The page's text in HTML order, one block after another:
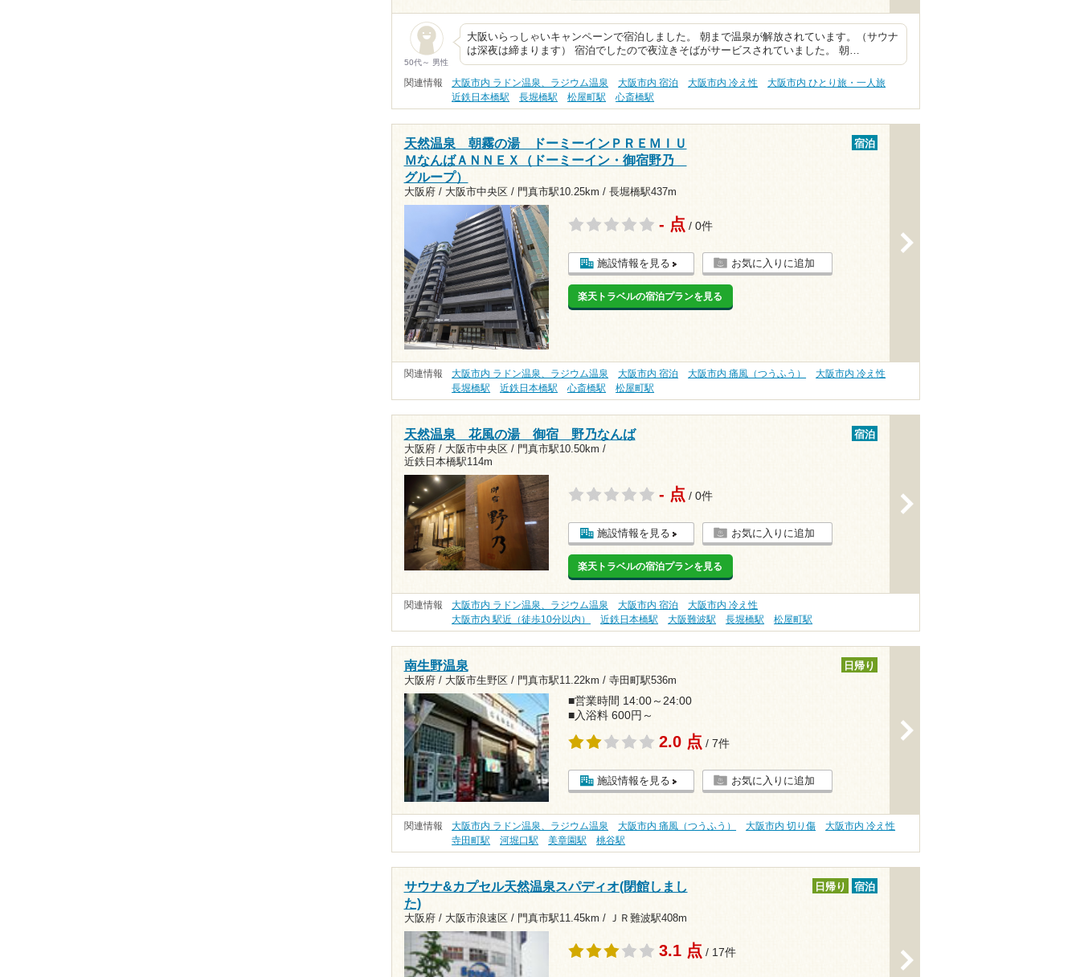
50代～ 男性
大阪いらっしゃいキャンペーンで宿泊しました。 朝まで温泉が解放されています。（サウナ
は深夜は締まります） 宿泊でしたので夜泣きそばがサービスされていました。 朝…
関連情報 大阪市内 ラドン温泉、ラジウム温泉 大阪市内 宿泊 大阪市内 冷え性
大阪市内 ひとり旅・一人旅
近鉄日本橋駅
長堀橋駅 松屋町駅 心斎橋駅
天然温泉 朝霧の湯 ドーミーインＰＲＥＭＩＵ
ＭなんばＡＮＮＥＸ（ドーミーイン・御宿野乃
グループ）
大阪府 / 大阪市中央区 / 門真市駅10.25km / 長堀橋駅437m
宿泊
- 点 / 0件
施設情報を見る お気に入りに追加
楽天トラベルの宿泊プランを見る
関連情報 大阪市内 ラドン温泉、ラジウム温泉 大阪市内 宿泊 大阪市内 痛風（つうふう）
大阪市内 冷え性
長堀橋駅
近鉄日本橋駅 心斎橋駅 松屋町駅
天然温泉 花風の湯 御宿 野乃なんば
大阪府 / 大阪市中央区 / 門真市駅10.50km /
近鉄日本橋駅114m
宿泊
- 点 / 0件
施設情報を見る お気に入りに追加
楽天トラベルの宿泊プランを見る
関連情報 大阪市内 ラドン温泉、ラジウム温泉 大阪市内 宿泊
大阪市内 冷え性
大阪市内 駅近（徒歩10分以内）
近鉄日本橋駅 大阪難波駅 長堀橋駅 松屋町駅
南生野温泉
大阪府 / 大阪市生野区 / 門真市駅11.22km / 寺田町駅536m
日帰り
■営業時間 14:00～24:00
■入浴料 600円～
2.0 点 / 7件
施設情報を見る お気に入りに追加
関連情報 大阪市内 ラドン温泉、ラジウム温泉 大阪市内 痛風（つうふう） 大阪市内 切り傷
大阪市内 冷え性
寺田町駅
河堀口駅 美章園駅 桃谷駅
サウナ&カプセル天然温泉スパディオ(閉館しまし
た)
大阪府 / 大阪市浪速区 / 門真市駅11.45km / ＪＲ難波駅408m
日帰り 宿泊
3.1 点 / 17件